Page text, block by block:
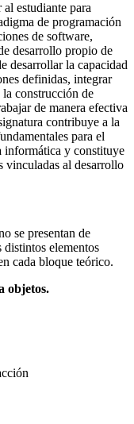
estudiante para
de programación
de software,
desarrollo propio de
desarrollar la capacidad
definidas, integrar
la construcción de
de manera efectiva
contribuye a la
para el
informática y constituye
vinculadas al desarrollo
se presentan de
elementos
cada bloque teórico.
objetos.